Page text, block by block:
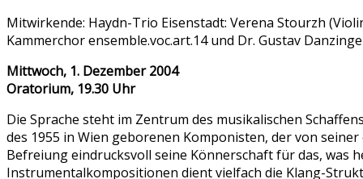
Mitwirkende: Haydn-Trio Eisenstadt: Verena Stourzh
Kammerchor ensemble.voc.art.14 und Dr. Gustav
Mittwoch, 1. Dezember 2004
Oratorium, 19.30 Uhr
Die Sprache steht im Zentrum des musikalischen
des 1955 in Wien geborenen Komponisten, der von
Befreiung eindrucksvoll seine Könnerschaft für das, was
Instrumentalkompositionen dient vielfach die Klang-